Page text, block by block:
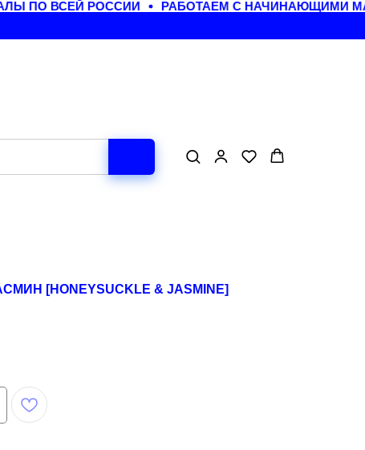
ПО ВСЕЙ РОССИИ РАБОТАЕМ С НАЧИНАЮЩИМИ
[HONEYSUCKLE & JASMINE]